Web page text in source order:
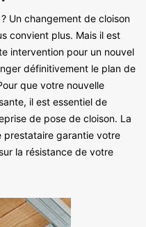
Un changement de cloison
convient plus. Mais il est
intervention pour un nouvel
définitivement le plan de
que votre nouvelle
il est essentiel de
de pose de cloison. La
prestataire garantie votre
la résistance de votre